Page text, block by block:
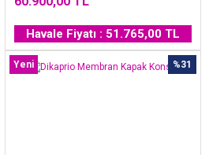
Havale Fiyatı : 51.765,00 TL
%31
Yeni